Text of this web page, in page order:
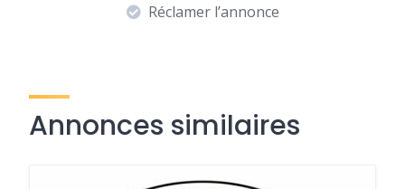
Réclamer l’annonce
Annonces similaires